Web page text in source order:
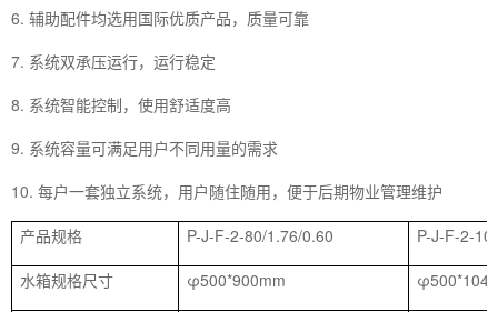
6. 辅助配件均选用国际优质产品，质量可靠
7. 系统双承压运行，运行稳定
8. 系统智能控制，使用舒适度高
9. 系统容量可满足用户不同用量的需求
10. 每户一套独立系统，用户随住随用，便于后期物业管理维护
产品规格
P-J-F-2-80/1.76/0.60
P-J-F-2-
水箱规格尺寸
φ500*900mm